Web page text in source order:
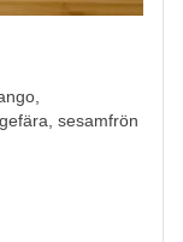
sesamfrön